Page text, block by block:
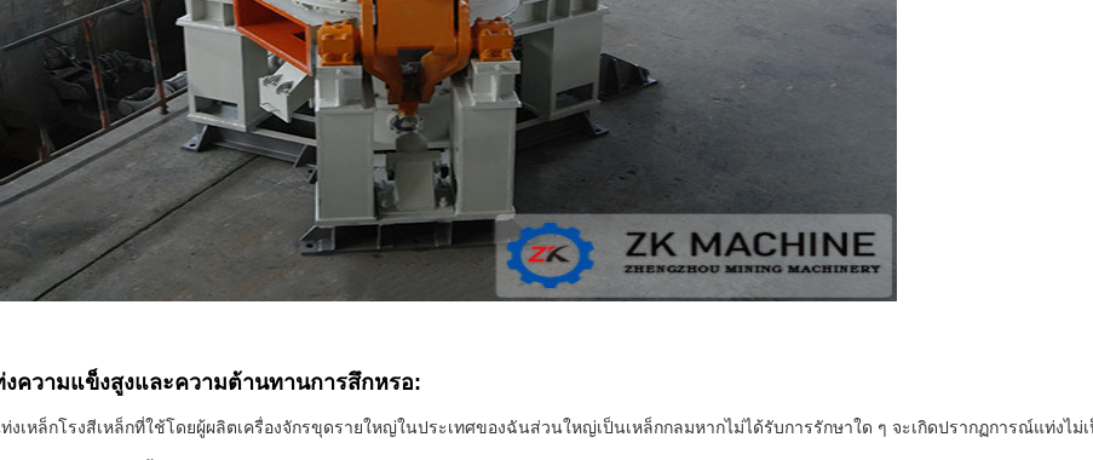
งความแข็งสูงและความต้านทานการสึกหรอ:
งเหล็กโรงสีเหล็กที่ใช้โดยผู้ผลิตเครื่องจักรขุดรายใหญ่ในประเทศของฉันส่วนใหญ่เป็นเหล็กกลมหากไม่ได้รับการรักษาใด ๆ จะเกิดปรากฏการณ์แท่งไม่